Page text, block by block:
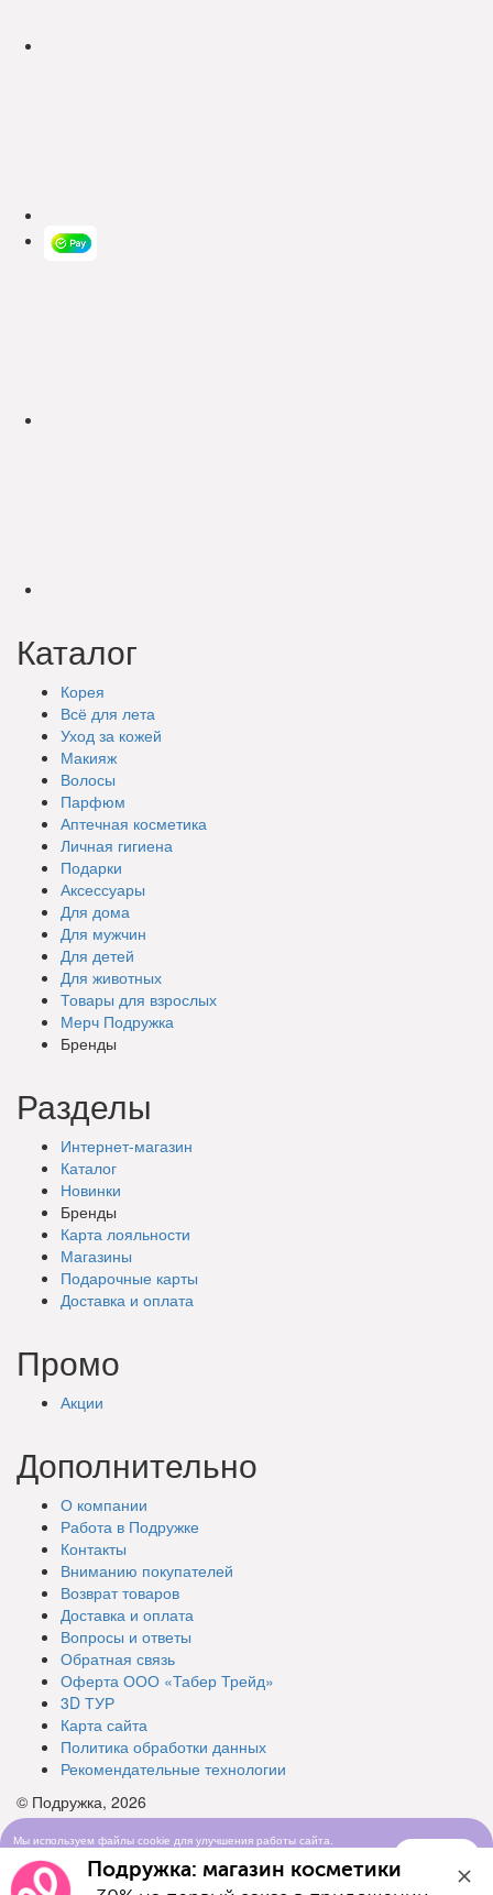
Каталог
Корея
Всё для лета
Уход за кожей
Макияж
Волосы
Парфюм
Аптечная косметика
Личная гигиена
Подарки
Аксессуары
Для дома
Для мужчин
Для детей
Для животных
Товары для взрослых
Мерч Подружка
Бренды
Разделы
Интернет-магазин
Каталог
Новинки
Бренды
Карта лояльности
Магазины
Подарочные карты
Доставка и оплата
Промо
Акции
Дополнительно
О компании
Работа в Подружке
Контакты
Вниманию покупателей
Возврат товаров
Доставка и оплата
Вопросы и ответы
Обратная связь
Оферта ООО «Табер Трейд»
3D ТУР
Карта сайта
Политика обработки данных
Рекомендательные технологии
© Подружка, 2026
Мы используем файлы cookie для улучшения работы сайта.
использования cookie-файловПодружка: магазин косметики